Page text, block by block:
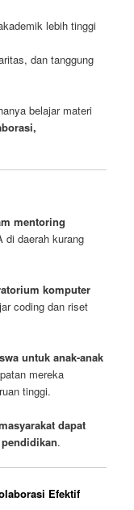
lebih tinggi
dan tanggung
belajar materi
mentoring
di daerah kurang
komputer
coding dan riset
untuk anak-anak
mereka
tinggi.
dapat
.
Efektif